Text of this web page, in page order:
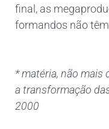
final, as
formandos não
* matéria, não mais
a transformação
2000